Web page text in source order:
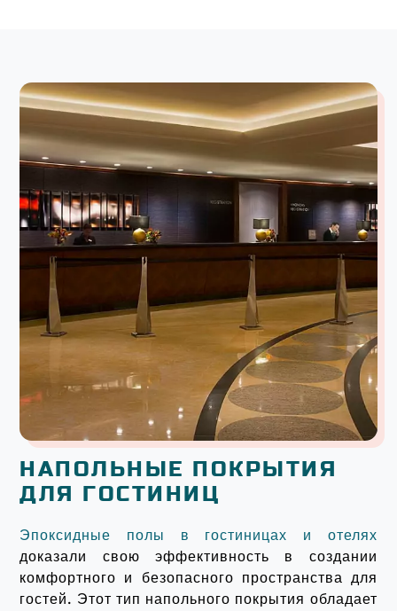
НАПОЛЬНЫЕ ПОКРЫТИЯ
ДЛЯ ГОСТИНИЦ
Эпоксидные полы в гостиницах и отелях
доказали свою эффективность в создании
комфортного и безопасного пространства для
гостей. Этот тип напольного покрытия обладает